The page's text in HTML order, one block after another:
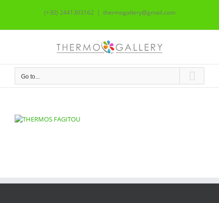
(+30) 2441303162 | thermogallery@gmail.com
Go to...